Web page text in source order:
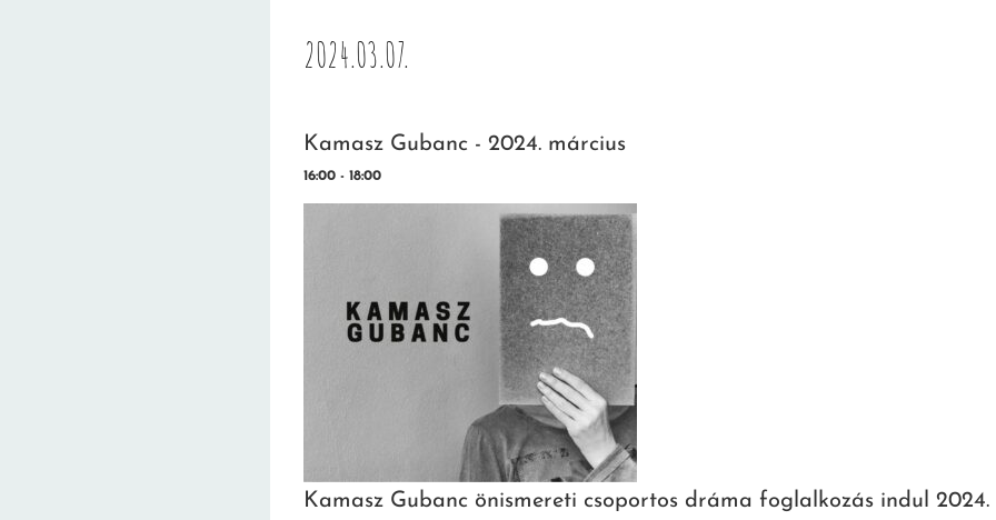
2024.03.07.
Kamasz Gubanc - 2024. március
16:00 - 18:00
Kamasz Gubanc önismereti csoportos dráma foglalkozás indul 2024.